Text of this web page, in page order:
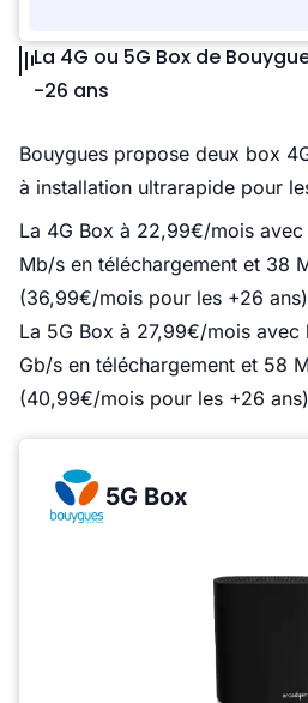
La 4G ou 5G Box de
-26 ans
Bouygues propose deux box
à installation ultrarapide pour
La 4G Box à 22,99€/mois avec
Mb/s en téléchargement et 38
(36,99€/mois pour les +26 ans)
La 5G Box à 27,99€/mois avec
Gb/s en téléchargement et 58
(40,99€/mois pour les +26 ans)
5G Box